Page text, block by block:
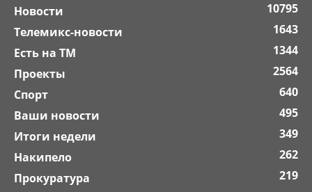
Новости
10795
Телемикс-новости
1643
Есть на ТМ
1344
Проекты
2564
Спорт
640
Ваши новости
495
Итоги недели
349
Накипело
262
Прокуратура
219